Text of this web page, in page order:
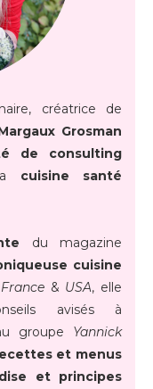
créatrice de
Grosman
de consulting
cuisine santé
du magazine
cuisine
& USA, elle
avisés à
groupe Yannick
et menus
et principes